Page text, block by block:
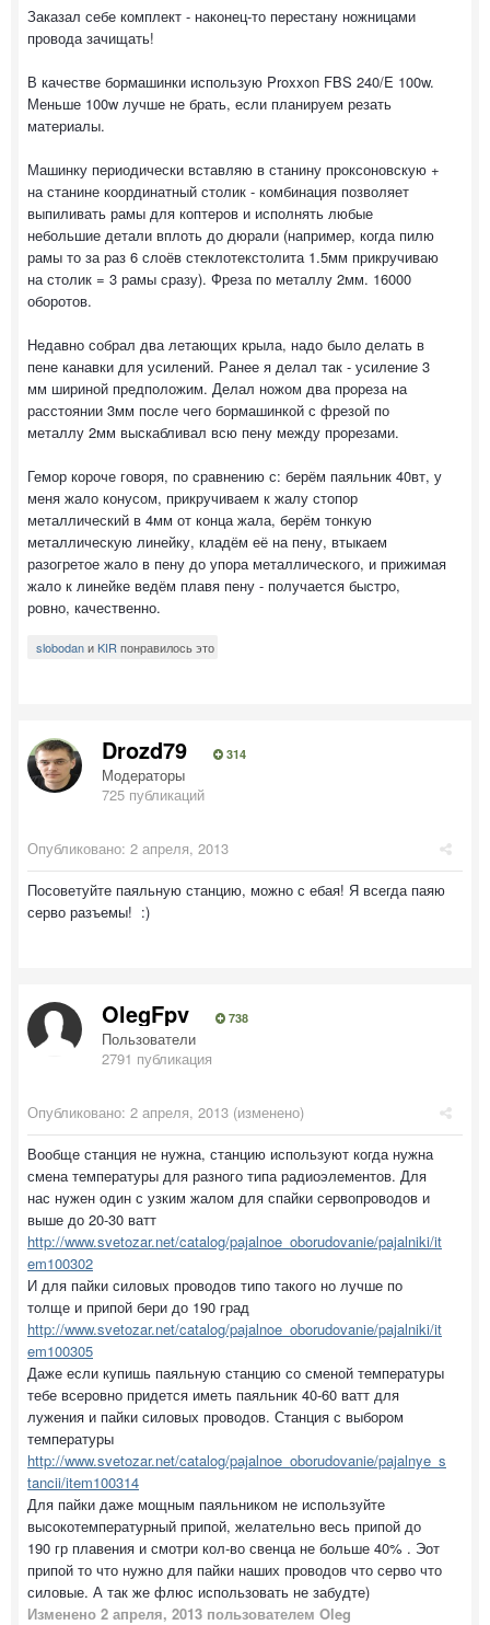
Заказал себе комплект - наконец-то перестану ножницами
провода зачищать!
В качестве бормашинки использую Proxxon FBS 240/E 100w.
Меньше 100w лучше не брать, если планируем резать
материалы.
Машинку периодически вставляю в станину проксоновскую +
на станине координатный столик - комбинация позволяет
выпиливать рамы для коптеров и исполнять любые
небольшие детали вплоть до дюрали (например, когда пилю
рамы то за раз 6 слоёв стеклотекстолита 1.5мм прикручиваю
на столик = 3 рамы сразу). Фреза по металлу 2мм. 16000
оборотов.
Недавно собрал два летающих крыла, надо было делать в
пене канавки для усилений. Ранее я делал так - усиление 3
мм шириной предположим. Делал ножом два прореза на
расстоянии 3мм после чего бормашинкой с фрезой по
металлу 2мм выскабливал всю пену между прорезами.
Гемор короче говоря, по сравнению с: берём паяльник 40вт, у
меня жало конусом, прикручиваем к жалу стопор
металлический в 4мм от конца жала, берём тонкую
металлическую линейку, кладём её на пену, втыкаем
разогретое жало в пену до упора металлического, и прижимая
жало к линейке ведём плавя пену - получается быстро,
ровно, качественно.
slobodanиKIR понравилось это
Drozd79 314
Модераторы
725 публикаций
Опубликовано: 2 апреля, 2013
Посоветуйте паяльную станцию, можно с ебая! Я всегда паяю
серво разъемы! :)
OlegFpv 738
Пользователи
2791 публикация
Опубликовано: 2 апреля, 2013 (изменено)
Вообще станция не нужна, станцию используют когда нужна
смена температуры для разного типа радиоэлементов. Для
нас нужен один с узким жалом для спайки сервопроводов и
выше до 20-30 ватт
http://www.svetozar.net/catalog/pajalnoe_oborudovanie/pajalniki/it
em100302
И для пайки силовых проводов типо такого но лучше по
толще и припой бери до 190 град
http://www.svetozar.net/catalog/pajalnoe_oborudovanie/pajalniki/it
em100305
Даже если купишь паяльную станцию со сменой температуры
тебе всеровно придется иметь паяльник 40-60 ватт для
лужения и пайки силовых проводов. Станция с выбором
температуры
http://www.svetozar.net/catalog/pajalnoe_oborudovanie/pajalnye_s
tancii/item100314
Для пайки даже мощным паяльником не используйте
высокотемпературный припой, желательно весь припой до
190 гр плавения и смотри кол-во свенца не больше 40% . Эот
припой то что нужно для пайки наших проводов что серво что
силовые. А так же флюс использовать не забудте)
Изменено 2 апреля, 2013 пользователем Oleg